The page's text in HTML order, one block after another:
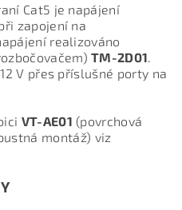
Cat5 je napájení
zapojení na
realizováno
TM-2D01
V přes příslušné porty na
VT-AE01 (povrchová
montáž) viz